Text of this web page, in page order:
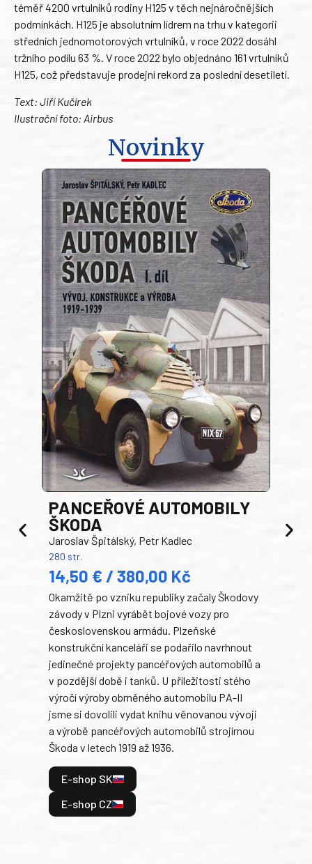
téměř 4200 vrtulníků rodiny H125 v těch nejnáročnějších
podmínkách. H125 je absolutním lídrem na trhu v kategorii
středních jednomotorových vrtulníků, v roce 2022 dosáhl
tržního podílu 63 %. V roce 2022 bylo objednáno 161 vrtulníků
H125, což představuje prodejní rekord za poslední desetiletí.
Text: Jiří Kučírek
Ilustrační foto: Airbus
Novinky
PANCEŘOVÉ AUTOMOBILY
ŠKODA
Jaroslav Špitálský, Petr Kadlec
280 str.
14,50 € / 380,00 Kč
Okamžitě po vzniku republiky začaly Škodovy
závody v Plzni vyrábět bojové vozy pro
československou armádu. Plzeňské
konstrukční kanceláři se podařilo navrhnout
jedinečné projekty pancéřových automobilů a
v pozdější době i tanků. U příležitosti stého
výročí výroby obrněného automobilu PA-II
jsme si dovolili vydat knihu věnovanou vývoji
a výrobě pancéřových automobilů strojírnou
Škoda v letech 1919 až 1936.
E-shop SK
E-shop CZ